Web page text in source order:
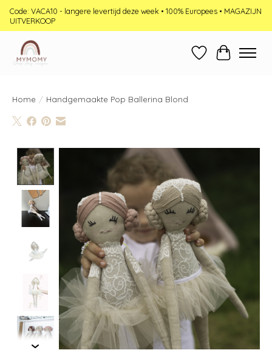
Code: VACA10 - langere levertijd deze week • 100% Europees • MAGAZIJN
UITVERKOOP
Verlanglijst
Home / Handgemaakte Pop Ballerina Blond
Product image slideshow Items